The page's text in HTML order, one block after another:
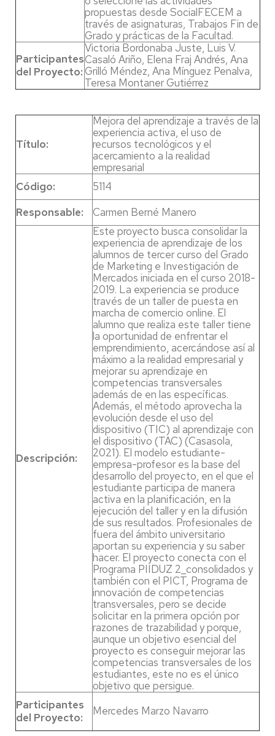
propuestas desde SocialFECEM a
través de asignaturas, Trabajos Fin de
Grado y prácticas de la Facultad.
Participantes
del Proyecto:
Victoria Bordonaba Juste, Luis V.
Casaló Ariño, Elena Fraj Andrés, Ana
Grilló Méndez, Ana Mínguez Penalva,
Teresa Montaner Gutiérrez
Título:
Mejora del aprendizaje a través de la
experiencia activa, el uso de
recursos tecnológicos y el
acercamiento a la realidad
empresarial
Código:
5114
Responsable:
Carmen Berné Manero
Descripción:
Este proyecto busca consolidar la
experiencia de aprendizaje de los
alumnos de tercer curso del Grado
de Marketing e Investigación de
Mercados iniciada en el curso 2018-
2019. La experiencia se produce
través de un taller de puesta en
marcha de comercio online. El
alumno que realiza este taller tiene
la oportunidad de enfrentar el
emprendimiento, acercándose así al
máximo a la realidad empresarial y
mejorar su aprendizaje en
competencias transversales
además de en las específicas.
Además, el método aprovecha la
evolución desde el uso del
dispositivo (TIC) al aprendizaje con
el dispositivo (TAC) (Casasola,
2021). El modelo estudiante-
empresa-profesor es la base del
desarrollo del proyecto, en el que el
estudiante participa de manera
activa en la planificación, en la
ejecución del taller y en la difusión
de sus resultados. Profesionales de
fuera del ámbito universitario
aportan su experiencia y su saber
hacer. El proyecto conecta con el
Programa PIIDUZ 2_consolidados y
también con el PICT, Programa de
innovación de competencias
transversales, pero se decide
solicitar en la primera opción por
razones de trazabilidad y porque,
aunque un objetivo esencial del
proyecto es conseguir mejorar las
competencias transversales de los
estudiantes, este no es el único
objetivo que persigue.
Participantes
del Proyecto:
Mercedes Marzo Navarro